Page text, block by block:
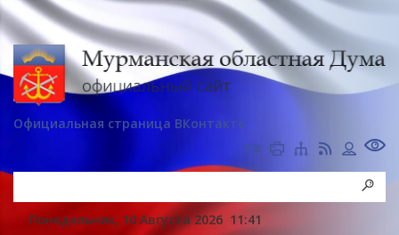
Официальная страница ВКонтакте
Понедельник, 10 Августа 2026 11:41